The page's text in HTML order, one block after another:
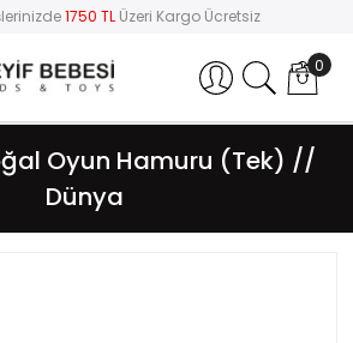
1750 TL Üzeri Kargo Ücretsiz
Hesabım 0
Oyun Hamuru (Tek) //
Dünya